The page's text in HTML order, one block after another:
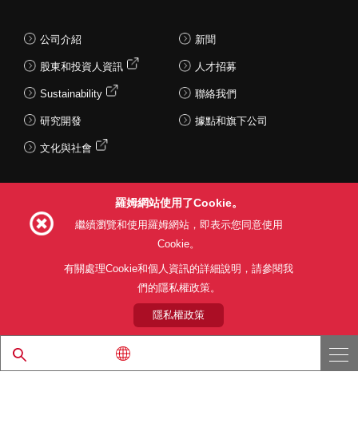
公司介紹
股東和投資人資訊
Sustainability
研究開發
文化與社會
新聞
人才招募
聯絡我們
據點和旗下公司
利用目的 隱私權政策
關於本公司產品銷售之標準條款(PDF)
© 1997 - 2026 ROHM CO., LTD. ALL RIGHTS RESERVED.
羅姆網站使用了Cookie。
繼續瀏覽和使用羅姆網站，即表示您同意使用
Cookie。
有關處理Cookie和個人資訊的詳細說明，請參閱我
們的隱私權政策。
隱私權政策